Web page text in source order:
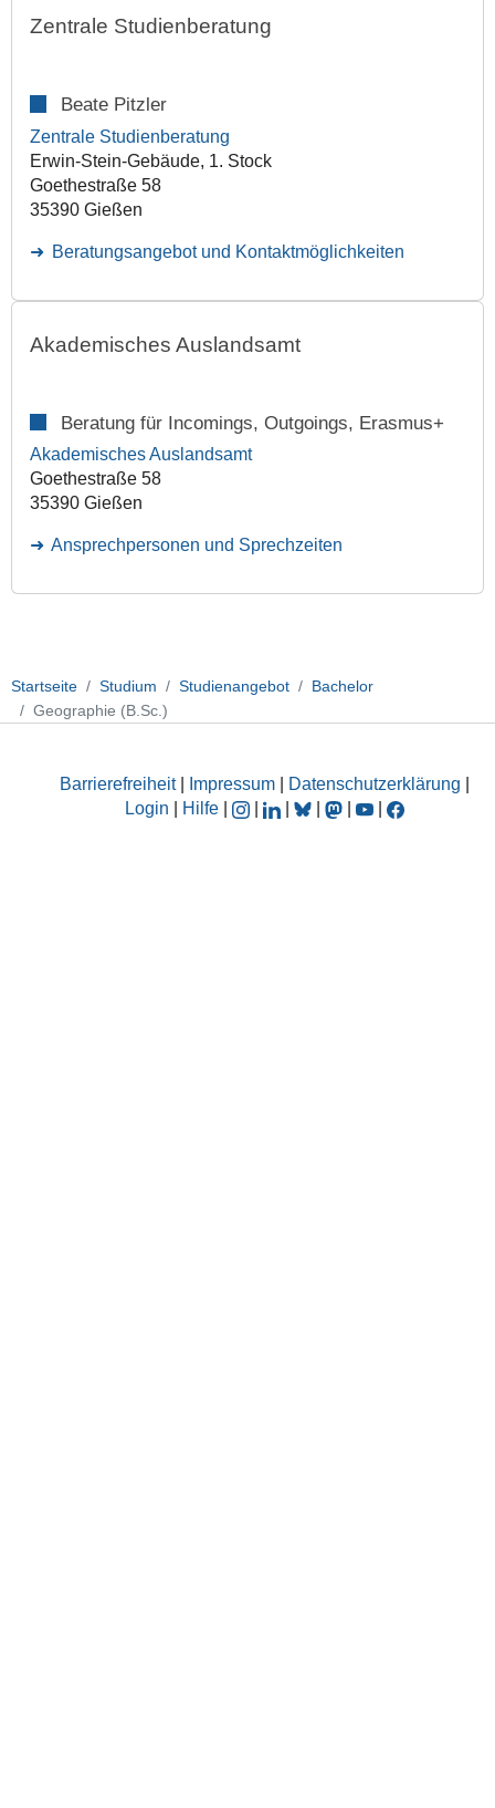
Zentrale Studienberatung
Beate Pitzler
Zentrale Studienberatung
Erwin-Stein-Gebäude, 1. Stock
Goethestraße 58
35390 Gießen
Beratungsangebot und Kontaktmöglichkeiten
Akademisches Auslandsamt
Beratung für Incomings, Outgoings, Erasmus+
Akademisches Auslandsamt
Goethestraße 58
35390 Gießen
Ansprechpersonen und Sprechzeiten
Startseite Studium Studienangebot
Bachelor
Geographie (B.Sc.)
Barrierefreiheit| Impressum Datenschutzerklärung
Login
Hilfe